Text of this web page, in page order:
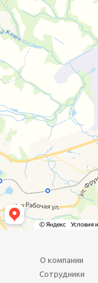
О компании
Сотрудники